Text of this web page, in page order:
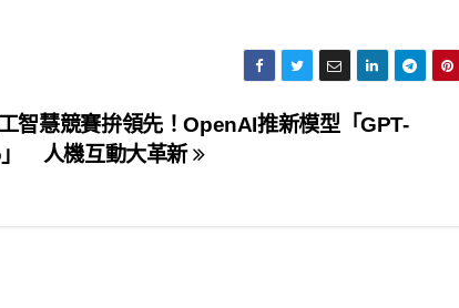
智慧競賽拚領先！OpenAI推新模型「GPT-
人機互動大革新